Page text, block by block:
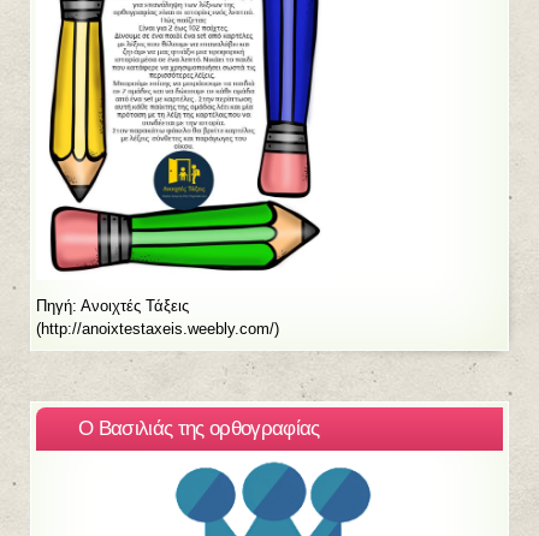
Πηγή: Ανοιχτές Τάξεις
(http://anoixtestaxeis.weebly.com/)
Ο Βασιλιάς της ορθογραφίας